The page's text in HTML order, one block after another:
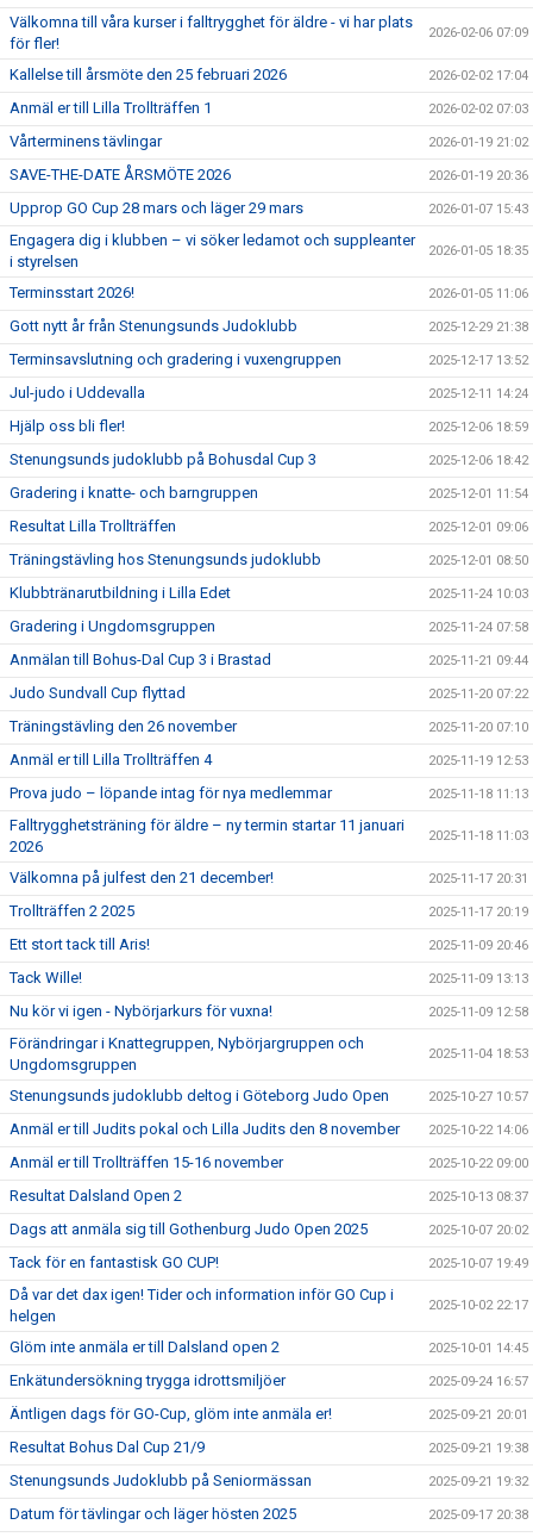
Välkomna till våra kurser i falltrygghet för äldre - vi har plats
för fler!
2026-02-06 07:09
Kallelse till årsmöte den 25 februari 2026 2026-02-02 17:04
Anmäl er till Lilla Trollträffen 1 2026-02-02 07:03
Vårterminens tävlingar 2026-01-19 21:02
SAVE-THE-DATE ÅRSMÖTE 2026 2026-01-19 20:36
Upprop GO Cup 28 mars och läger 29 mars 2026-01-07 15:43
Engagera dig i klubben – vi söker ledamot och suppleanter
i styrelsen
2026-01-05 18:35
Terminsstart 2026! 2026-01-05 11:06
Gott nytt år från Stenungsunds Judoklubb 2025-12-29 21:38
Terminsavslutning och gradering i vuxengruppen 2025-12-17 13:52
Jul-judo i Uddevalla 2025-12-11 14:24
Hjälp oss bli fler! 2025-12-06 18:59
Stenungsunds judoklubb på Bohusdal Cup 3 2025-12-06 18:42
Gradering i knatte- och barngruppen 2025-12-01 11:54
Resultat Lilla Trollträffen 2025-12-01 09:06
Träningstävling hos Stenungsunds judoklubb 2025-12-01 08:50
Klubbtränarutbildning i Lilla Edet 2025-11-24 10:03
Gradering i Ungdomsgruppen 2025-11-24 07:58
Anmälan till Bohus-Dal Cup 3 i Brastad 2025-11-21 09:44
Judo Sundvall Cup flyttad 2025-11-20 07:22
Träningstävling den 26 november 2025-11-20 07:10
Anmäl er till Lilla Trollträffen 4 2025-11-19 12:53
Prova judo – löpande intag för nya medlemmar 2025-11-18 11:13
Falltrygghetsträning för äldre – ny termin startar 11 januari
2026
2025-11-18 11:03
Välkomna på julfest den 21 december! 2025-11-17 20:31
Trollträffen 2 2025 2025-11-17 20:19
Ett stort tack till Aris! 2025-11-09 20:46
Tack Wille! 2025-11-09 13:13
Nu kör vi igen - Nybörjarkurs för vuxna! 2025-11-09 12:58
Förändringar i Knattegruppen, Nybörjargruppen och
Ungdomsgruppen
2025-11-04 18:53
Stenungsunds judoklubb deltog i Göteborg Judo Open 2025-10-27 10:57
Anmäl er till Judits pokal och Lilla Judits den 8 november 2025-10-22 14:06
Anmäl er till Trollträffen 15-16 november 2025-10-22 09:00
Resultat Dalsland Open 2 2025-10-13 08:37
Dags att anmäla sig till Gothenburg Judo Open 2025 2025-10-07 20:02
Tack för en fantastisk GO CUP! 2025-10-07 19:49
Då var det dax igen! Tider och information inför GO Cup i
helgen
2025-10-02 22:17
Glöm inte anmäla er till Dalsland open 2 2025-10-01 14:45
Enkätundersökning trygga idrottsmiljöer 2025-09-24 16:57
Äntligen dags för GO-Cup, glöm inte anmäla er! 2025-09-21 20:01
Resultat Bohus Dal Cup 21/9 2025-09-21 19:38
Stenungsunds Judoklubb på Seniormässan 2025-09-21 19:32
Datum för tävlingar och läger hösten 2025 2025-09-17 20:38